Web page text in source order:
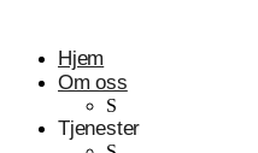
Hjem
Om oss
S
Tjenester